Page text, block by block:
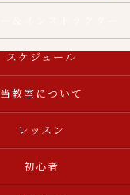
スケジュール
当教室について
レッスン
初心者